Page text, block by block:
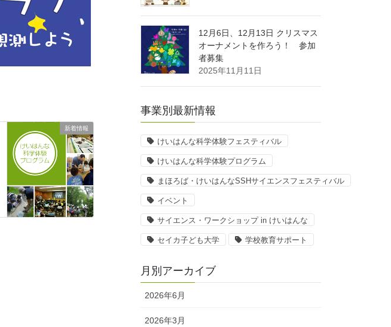
新着情報
12月6日、12月13日 クリスマス
オーナメントを作ろう！ 参加
者募集
2025年11月11日
事業別最新情報
けいはんな科学体験フェスティバル
けいはんな科学体験プログラム
まほろば・けいはんなSSHサイエンスフェスティバル
イベント
サイエンス・ワークショップ in けいはんな
セイカ子ども大学 学校教育サポート
月別アーカイブ
2026年6月
2026年3月